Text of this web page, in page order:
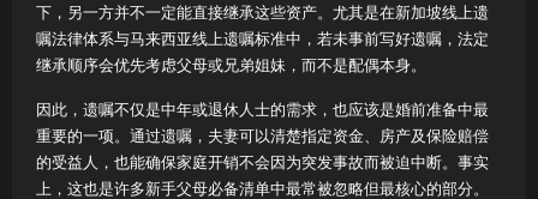
下，另一方并不一定能直接继承这些资产。尤其是在新加坡线上遗
嘱法律体系与马来西亚线上遗嘱标准中，若未事前写好遗嘱，法定
继承顺序会优先考虑父母或兄弟姐妹，而不是配偶本身。
因此，遗嘱不仅是中年或退休人士的需求，也应该是婚前准备中最
重要的一项。通过遗嘱，夫妻可以清楚指定资金、房产及保险赔偿
的受益人，也能确保家庭开销不会因为突发事故而被迫中断。事实
上，这也是许多新手父母必备清单中最常被忽略但最核心的部分。